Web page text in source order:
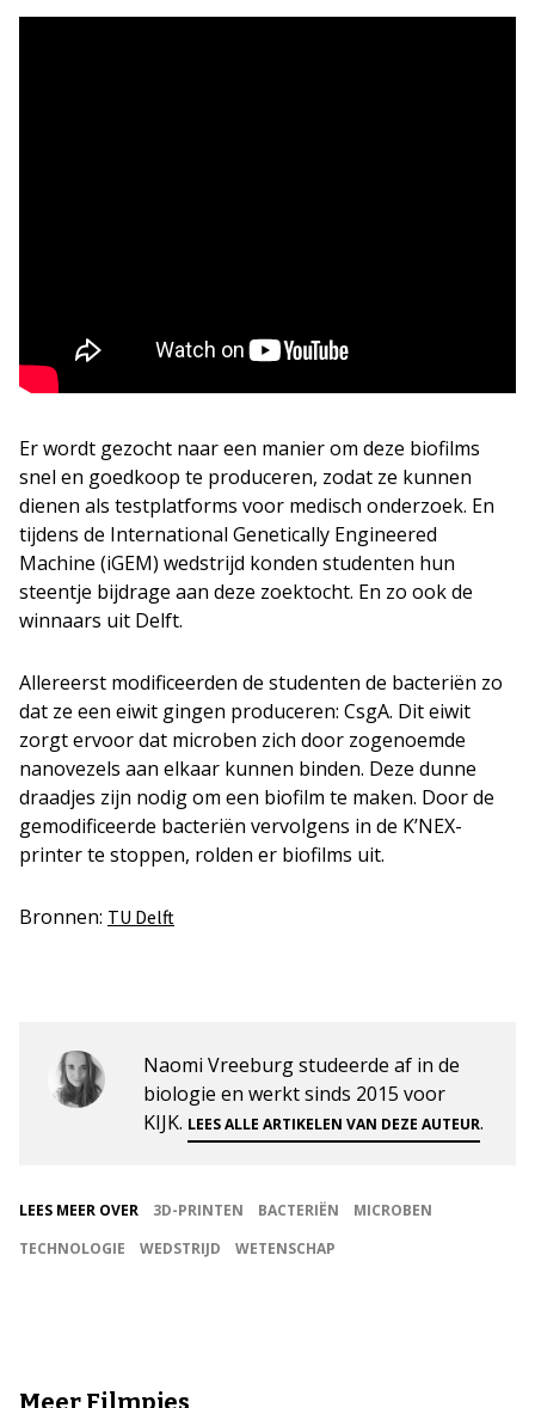
Er wordt gezocht naar een manier om deze biofilms
snel en goedkoop te produceren, zodat ze kunnen
dienen als testplatforms voor medisch onderzoek. En
tijdens de International Genetically Engineered
Machine (iGEM) wedstrijd konden studenten hun
steentje bijdrage aan deze zoektocht. En zo ook de
winnaars uit Delft.
Allereerst modificeerden de studenten de bacteriën zo
dat ze een eiwit gingen produceren: CsgA. Dit eiwit
zorgt ervoor dat microben zich door zogenoemde
nanovezels aan elkaar kunnen binden. Deze dunne
draadjes zijn nodig om een biofilm te maken. Door de
gemodificeerde bacteriën vervolgens in de K’NEX-
printer te stoppen, rolden er biofilms uit.
Bronnen: TU Delft
Naomi Vreeburg studeerde af in de
biologie en werkt sinds 2015 voor
KIJK. LEES ALLE ARTIKELEN VAN DEZE AUTEUR.
LEES MEER OVER 3D-PRINTEN BACTERIËN
MICROBEN
TECHNOLOGIE
WEDSTRIJD WETENSCHAP
Meer Filmpjes